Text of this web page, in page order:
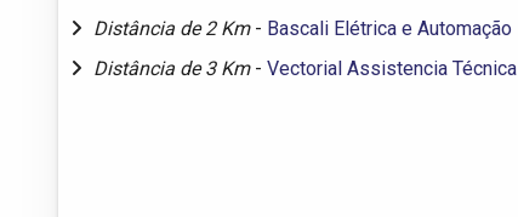
Distância de 2 Km - Bascali Elétrica e Automação
Distância de 3 Km - Vectorial Assistencia Técnica